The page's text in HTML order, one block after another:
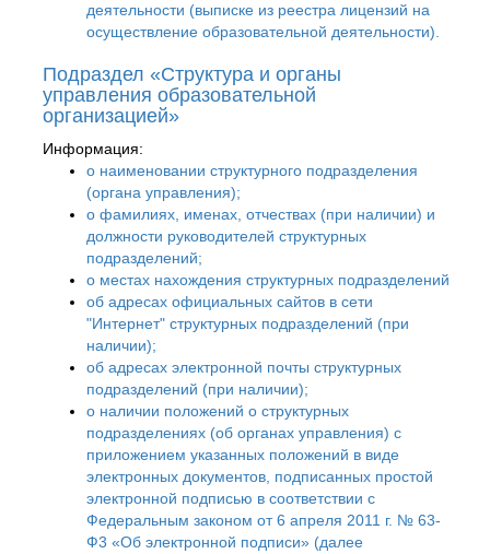
деятельности (выписке из реестра лицензий на
осуществление образовательной деятельности).
Подраздел «Структура и органы
управления образовательной
организацией»
Информация:
о наименовании структурного подразделения
(органа управления);
о фамилиях, именах, отчествах (при наличии) и
должности руководителей структурных
подразделений;
о местах нахождения структурных подразделений
об адресах официальных сайтов в сети
"Интернет" структурных подразделений (при
наличии);
об адресах электронной почты структурных
подразделений (при наличии);
о наличии положений о структурных
подразделениях (об органах управления) с
приложением указанных положений в виде
электронных документов, подписанных простой
электронной подписью в соответствии с
Федеральным законом от 6 апреля 2011 г. № 63-
Ф3 «Об электронной подписи» (далее